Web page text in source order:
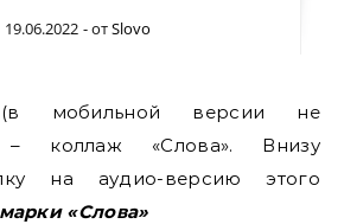
19.06.2022 - отSlovo
мобильной версии не
– коллаж «Слова». Внизу
на аудио-версию этого
«Слова»